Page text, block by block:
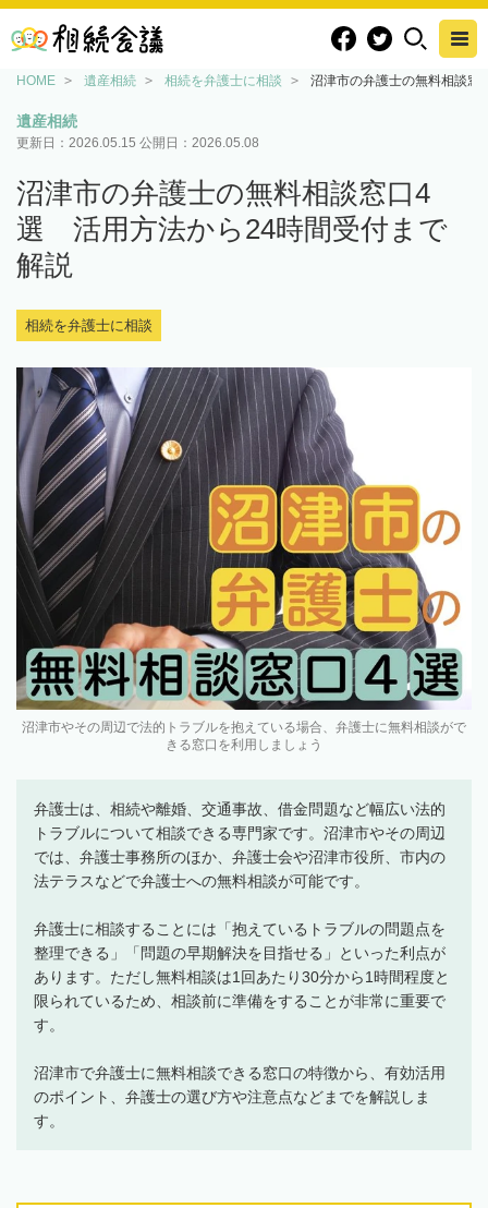
HOME 遺産相続 相続を弁護士に相談 沼津市の弁護士の無料相談
遺産相続
更新日： 2026.05.15 公開日： 2026.05.08
沼津市の弁護士の無料相談窓口4
選 活用方法から24時間受付まで
解説
相続を弁護士に相談
沼津市やその周辺で法的トラブルを抱えている場合、弁護士に無料相談がで
きる窓口を利用しましょう
弁護士は、相続や離婚、交通事故、借金問題など幅広い法的
トラブルについて相談できる専門家です。沼津市やその周辺
では、弁護士事務所のほか、弁護士会や沼津市役所、市内の
法テラスなどで弁護士への無料相談が可能です。
弁護士に相談することには「抱えているトラブルの問題点を
整理できる」「問題の早期解決を目指せる」といった利点が
あります。ただし無料相談は1回あたり30分から1時間程度と
限られているため、相談前に準備をすることが非常に重要で
す。
沼津市で弁護士に無料相談できる窓口の特徴から、有効活用
のポイント、弁護士の選び方や注意点などまでを解説しま
す。